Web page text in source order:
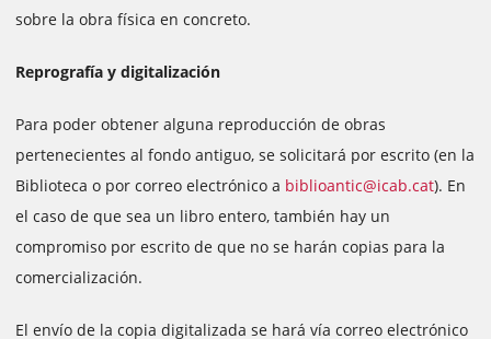
sobre la obra física en concreto.
Reprografía y digitalización
Para poder obtener alguna reproducción de obras
pertenecientes al fondo antiguo, se solicitará por escrito (en la
Biblioteca o por correo electrónico a biblioantic@icab.cat). En
el caso de que sea un libro entero, también hay un
compromiso por escrito de que no se harán copias para la
comercialización.
El envío de la copia digitalizada se hará vía correo electrónico